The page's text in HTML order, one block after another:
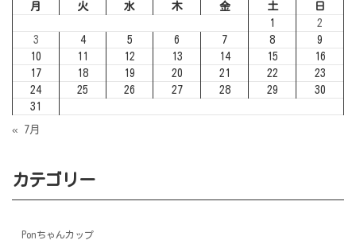
月
火 水 木 金 土
日
1
2
3
4 5 6 7 8
9
10
11 12 13 14 15
16
17
18 19 20 21 22
23
24
25 26 27 28 29
30
31
« 7月
カテゴリー
Ponちゃんカップ